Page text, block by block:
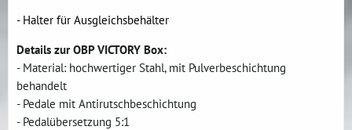
- Halter für Ausgleichsbehälter
Details zur OBP VICTORY Box:
- Material: hochwertiger Stahl, mit Pulverbeschichtung
behandelt
- Pedale mit Antirutschbeschichtung
- Pedalübersetzung 5:1